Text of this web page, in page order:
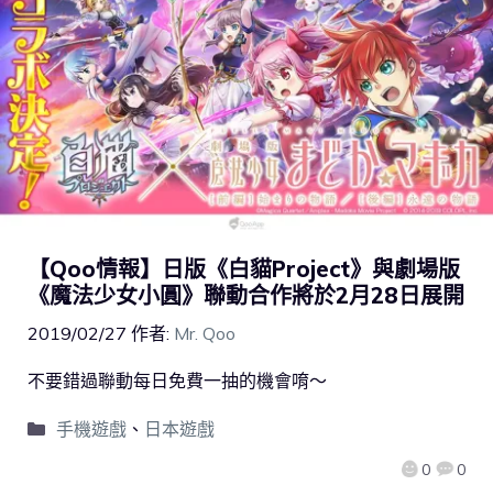
【Qoo情報】日版《白貓Project》與劇場版
《魔法少女小圓》聯動合作將於2月28日展開
2019/02/27 作者: Mr. Qoo
0 0
不要錯過聯動每日免費一抽的機會唷～
手機遊戲、 日本遊戲